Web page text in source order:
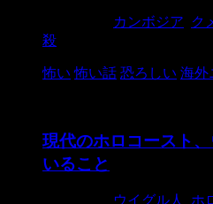
カンボジア ク
殺
怖い 怖い話 恐ろしい 海外
現代のホロコースト
いること
ウイグル人 ホ